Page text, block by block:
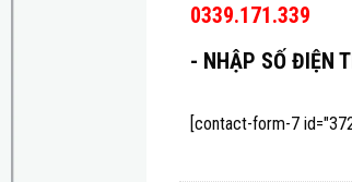
0339.171.339
- NHẬP SỐ ĐIỆN
[contact-form-7